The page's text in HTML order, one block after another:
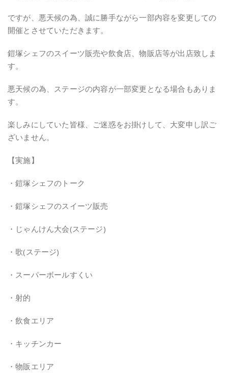
ですが、悪天候の為、誠に勝手ながら一部内容を変更しての
開催とさせていただきます。
鎧塚シェフのスイーツ販売や飲食店、物販店等が出店致しま
す。
悪天候の為、ステージの内容が一部変更となる場合もありま
す。
楽しみにしていた皆様、ご迷惑をお掛けして、大変申し訳ご
ざいません。
【実施】
・鎧塚シェフのトーク
・鎧塚シェフのスイーツ販売
・じゃんけん大会(ステージ)
・歌(ステージ)
・スーパーボールすくい
・射的
・飲食エリア
・キッチンカー
・物販エリア